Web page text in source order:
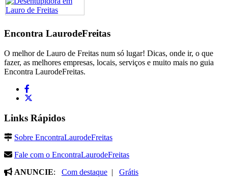
Encontra LaurodeFreitas
O melhor de Lauro de Freitas num só lugar! Dicas, onde ir, o que
fazer, as melhores empresas, locais, serviços e muito mais no guia
Encontra LaurodeFreitas.
Links Rápidos
Sobre EncontraLaurodeFreitas
Fale com o EncontraLaurodeFreitas
ANUNCIE: Com destaque | Grátis